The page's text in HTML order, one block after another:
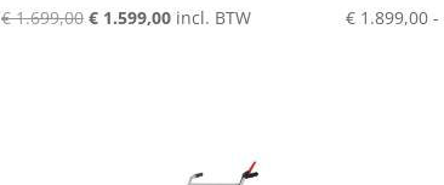
€1.699,00 Oorspronkelijke
€1.599,00Huidige
incl. BTW
€1.899,00 -